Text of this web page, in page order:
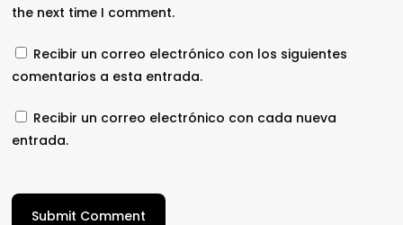
the next time I comment.
Recibir un correo electrónico con los siguientes
comentarios a esta entrada.
Recibir un correo electrónico con cada nueva
entrada.